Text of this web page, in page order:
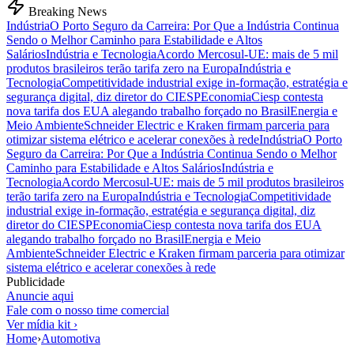
Breaking News
IndústriaO Porto Seguro da Carreira: Por Que a Indústria Continua
Sendo o Melhor Caminho para Estabilidade e Altos
SaláriosIndústria e TecnologiaAcordo Mercosul-UE: mais de 5 mil
produtos brasileiros terão tarifa zero na EuropaIndústria e
TecnologiaCompetitividade industrial exige in-formação, estratégia e
segurança digital, diz diretor do CIESPEconomiaCiesp contesta
nova tarifa dos EUA alegando trabalho forçado no BrasilEnergia e
Meio AmbienteSchneider Electric e Kraken firmam parceria para
otimizar sistema elétrico e acelerar conexões à redeIndústriaO Porto
Seguro da Carreira: Por Que a Indústria Continua Sendo o Melhor
Caminho para Estabilidade e Altos SaláriosIndústria e
TecnologiaAcordo Mercosul-UE: mais de 5 mil produtos brasileiros
terão tarifa zero na EuropaIndústria e TecnologiaCompetitividade
industrial exige in-formação, estratégia e segurança digital, diz
diretor do CIESPEconomiaCiesp contesta nova tarifa dos EUA
alegando trabalho forçado no BrasilEnergia e Meio
AmbienteSchneider Electric e Kraken firmam parceria para otimizar
sistema elétrico e acelerar conexões à rede
Publicidade
Anuncie aqui
Fale com o nosso time comercial
Ver mídia kit ›
Home›Automotiva